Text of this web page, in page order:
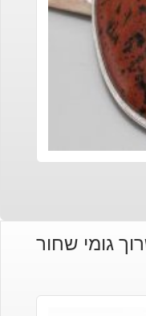
גומי שחור